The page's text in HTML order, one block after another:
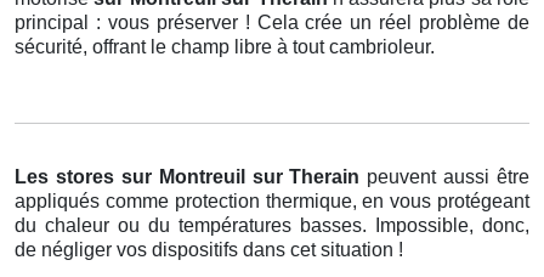
principal : vous préserver ! Cela crée un réel problème de
sécurité, offrant le champ libre à tout cambrioleur.
Les stores sur Montreuil sur Therain peuvent aussi être
appliqués comme protection thermique, en vous protégeant
du chaleur ou du températures basses. Impossible, donc,
de négliger vos dispositifs dans cet situation !